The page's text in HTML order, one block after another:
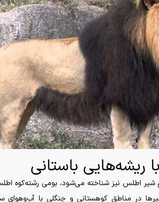
ریشه‌هایی باستانی
شیر اطلس نیز شناخته می‌شود، بومی رشته‌کوه
در مناطق کوهستانی و جنگلی با